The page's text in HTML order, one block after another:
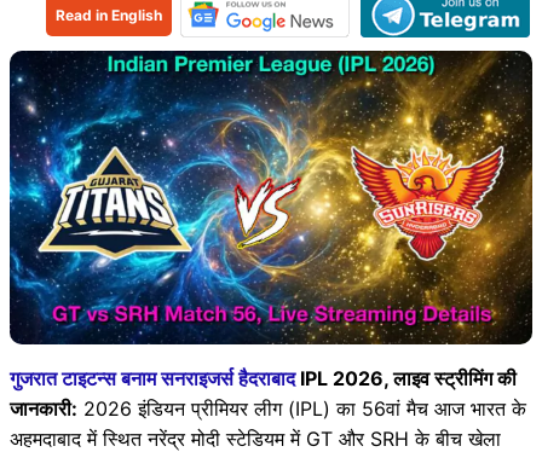
Read in English
गुजरात टाइटन्स बनाम सनराइजर्स हैदराबादIPL 2026, लाइव स्ट्रीमिंग की
जानकारी: 2026 इंडियन प्रीमियर लीग (IPL) का 56वां मैच आज भारत के
अहमदाबाद में स्थित नरेंद्र मोदी स्टेडियम में GT और SRH के बीच खेला